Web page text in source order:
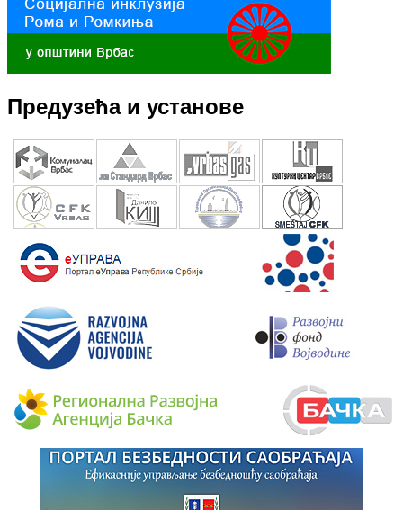
Предузећа и установе